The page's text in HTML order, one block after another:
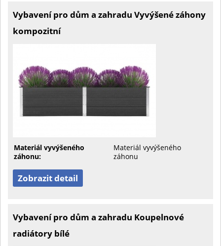
Vybavení pro dům a zahradu Vyvýšené záhony
kompozitní
Materiál vyvýšeného
záhonu:
Materiál vyvýšeného
záhonu
Zobrazit detail
Vybavení pro dům a zahradu Koupelnové
radiátory bílé